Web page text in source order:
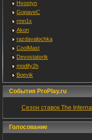
Hvostyn
GopaveC
rmn1x
Akon
razdavalochka
CoolMast
Devostatortk
modify2h
Boevik
События ProPlay.ru
Сезон ставок The
Голосование